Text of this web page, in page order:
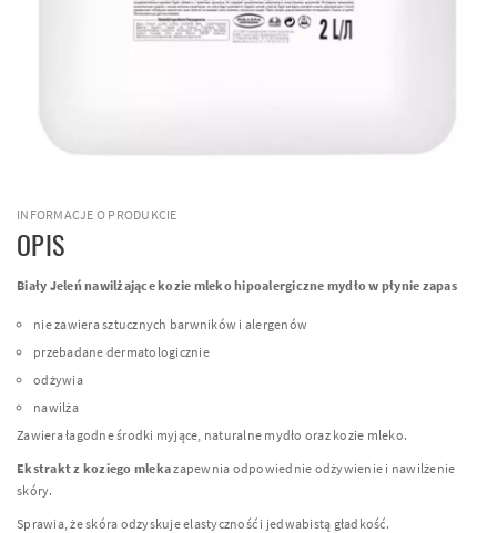
INFORMACJE O PRODUKCIE
OPIS
Biały Jeleń nawilżające kozie mleko hipoalergiczne mydło w płynie zapas
nie zawiera sztucznych barwników i alergenów
przebadane dermatologicznie
odżywia
nawilża
Zawiera łagodne środki myjące, naturalne mydło oraz kozie mleko.
Ekstrakt z koziego mlekazapewnia odpowiednie odżywienie i nawilżenie
skóry.
Sprawia, że skóra odzyskuje elastyczność i jedwabistą gładkość.